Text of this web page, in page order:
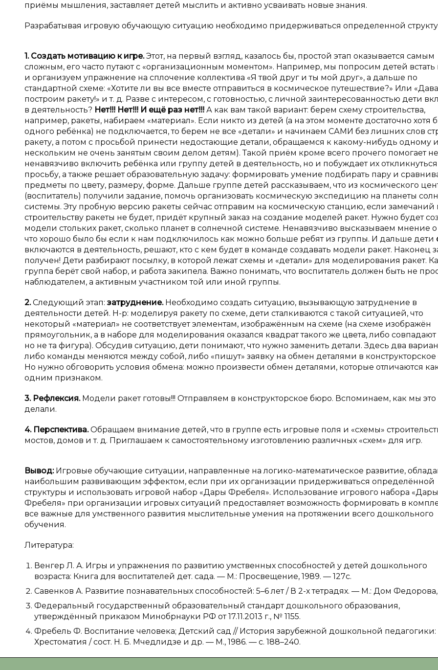
приёмы мышления, заставляет детей мыслить и активно усваивать новые знания.
Разрабатывая игровую обучающую ситуацию необходимо придерживаться определенной
1. Создать мотивацию к игре.Этот, на первый взгляд, казалось бы, простой этап оказывается самым
сложным, его часто путают с «организационным моментом». Например, мы попросим детей встать
и организуем упражнение на сплочение коллектива «Я твой друг и ты мой друг», а дальше по
стандартной схеме: «Хотите ли вы все вместе отправиться в космическое путешествие?» Или
построим ракету!» и т. д. Разве с интересом, с готовностью, с личной заинтересованностью дети
в деятельность? Нет!!! Нет!!! И ещё раз нет!!! А как вам такой вариант: берем схему строительства,
например, ракеты, набираем «материал». Если никто из детей (а на этом моменте достаточно хотя
одного ребёнка) не подключается, то берем не все «детали» и начинаем САМИ без лишних слов
ракету, а потом с просьбой принести недостающие детали, обращаемся к какому-нибудь одному
нескольким не очень занятым своим делом детям). Такой приём кроме всего прочего помогает
ненавязчиво включить ребёнка или группу детей в деятельность, но и побуждает их
просьбу, а также решает образовательную задачу: формировать умение подбирать пару и
предметы по цвету, размеру, форме. Дальше группе детей рассказываем, что из космического
(воспитатель) получили задание, помочь организовать космическую экспедицию на планеты
системы. Эту пробную версию ракеты сейчас отправим на космическую станцию, если замечаний
строительству ракеты не будет, придёт крупный заказ на создание моделей ракет. Нужно будет
модели стольких ракет, сколько планет в солнечной системе. Ненавязчиво высказываем мнение о
что хорошо было бы если к нам подключилось как можно больше ребят из группы. И дальше дети
включаются в деятельность, решают, кто с кем будет в команде создавать модели ракет. Наконец
получен! Дети разбирают посылку, в которой лежат схемы и «детали» для моделирования ракет.
группа берёт свой набор, и работа закипела. Важно понимать, что воспитатель должен быть не
наблюдателем, а активным участником той или иной группы.
2.Следующий этап: затруднение. Необходимо создать ситуацию, вызывающую затруднение в
деятельности детей. Н-р: моделируя ракету по схеме, дети сталкиваются с такой ситуацией, что
некоторый «материал» не соответствует элементам, изображённым на схеме (на схеме изображён
прямоугольник, а в наборе для моделирования оказался квадрат такого же цвета, либо совпадают
но не та фигура). Обсудив ситуацию, дети понимают, что нужно заменить детали. Здесь два
либо команды меняются между собой, либо «пишут» заявку на обмен деталями в
Но нужно обговорить условия обмена: можно произвести обмен деталями, которые отличаются
одним признаком.
3. Рефлексия. Модели ракет готовы!!! Отправляем в конструкторское бюро. Вспоминаем, как мы это
делали.
4. Перспектива.Обращаем внимание детей, что в группе есть игровые поля и «схемы»
мостов, домов и т. д. Приглашаем к самостоятельному изготовлению различных «схем» для игр.
Вывод: Игровые обучающие ситуации, направленные на логико-математическое развитие,
наибольшим развивающим эффектом, если при их организации придерживаться определённой
структуры и использовать игровой набор «Дары Фребеля». Использование игрового набора «Дары
Фребеля» при организации игровых ситуаций предоставляет возможность формировать в
все важные для умственного развития мыслительные умения на протяжении всего дошкольного
обучения.
Литература:
Венгер Л. А. Игры и упражнения по развитию умственных способностей у детей дошкольного
возраста: Книга для воспитателей дет. сада. — М.: Просвещение, 1989. — 127с.
Савенков А. Развитие познавательных способностей: 5–6 лет / В 2-х тетрадях. — М.: Дом Федорова,
Федеральный государственный образовательный стандарт дошкольного образования,
утверждённый приказом Минобрнауки РФ от 17.11.2013 г., № 1155.
Фребель Ф. Воспитание человека; Детский сад // История зарубежной дошкольной педагогики:
Хрестоматия / сост. Н. Б. Мчедлидзе и др. — М., 1986. — с. 188–240.